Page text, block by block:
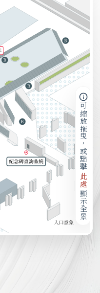
可縮放拖曳，或點擊
此處
顯示全景